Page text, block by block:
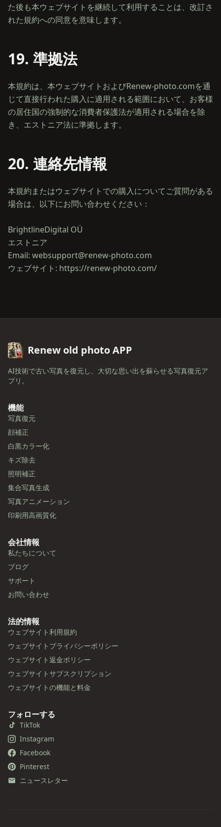
た後も本ウェブサイトを継続して利用することは、改訂さ
19. 準拠法
本規約は、本ウェブサイトおよびRenew-photo.comを通
じて直接行われた購入に適用される範囲において、お客様
の居住国の強制的な消費者保護法が適用される場合を除
20. 連絡先情報
本規約またはウェブサイトでの購入についてご質問がある
場合は、以下にお問い合わせください：
BrightlineDigital OÜ
エストニア
Email: websupport@renew-photo.com
Renew old photo APP
AI技術で古い写真を復元し、大切な思い出を蘇らせる写真復元ア
プリ。
機能
写真復元
顔補正
白黒カラー化
キズ除去
照明補正
集合写真生成
写真アニメーション
印刷用高画質化
会社情報
私たちについて
ブログ
サポート
お問い合わせ
法的情報
ウェブサイト利用規約
ウェブサイトプライバシーポリシー
ウェブサイト返金ポリシー
ウェブサイトサブスクリプション
ウェブサイトの機能と料金
フォローする
TikTok
Instagram
Facebook
Pinterest
ニュースレター